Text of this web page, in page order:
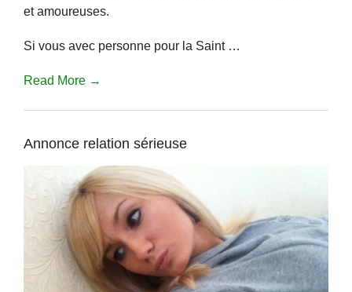
et amoureuses.
Si vous avec personne pour la Saint …
Read More →
Annonce relation sérieuse